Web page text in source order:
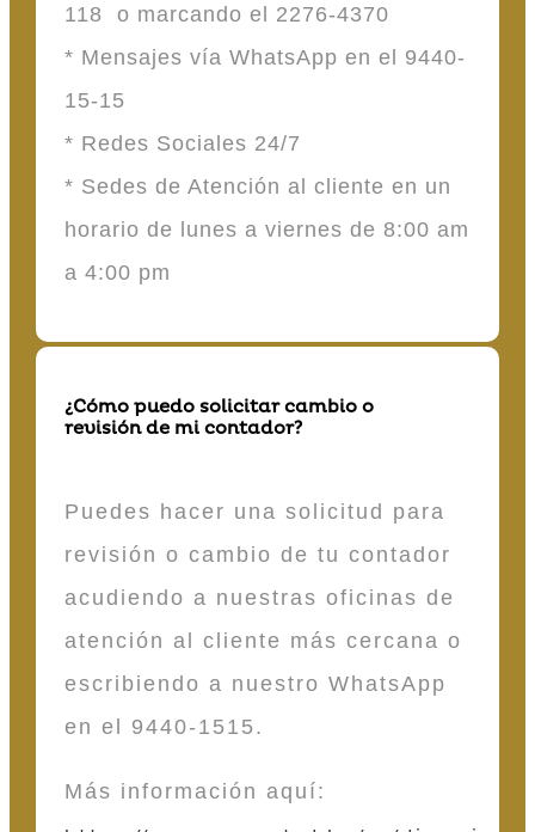
118 o marcando el 2276-4370
* Mensajes vía WhatsApp en el 9440-
15-15
* Redes Sociales 24/7
* Sedes de Atención al cliente en un
horario de lunes a viernes de 8:00 am
a 4:00 pm
¿Cómo puedo solicitar cambio o
revisión de mi contador?
Puedes hacer una solicitud para
revisión o cambio de tu contador
acudiendo a nuestras oficinas de
atención al cliente más cercana o
escribiendo a nuestro WhatsApp
en el 9440-1515.
Más información aquí: